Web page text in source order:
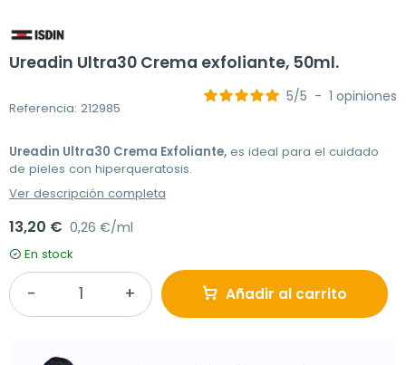
Ureadin Ultra30 Crema exfoliante, 50ml.
Referencia: 212985
5/5 - 1 opiniones
Ureadin Ultra30 Crema Exfoliante, es ideal para el cuidado
de pieles con hiperqueratosis.
Ver descripción completa
13,20 € 0,26 €/ml
En stock
Añadir al carrito